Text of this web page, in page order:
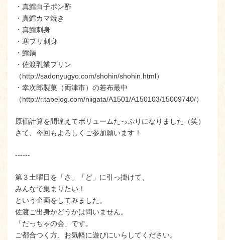
・真鱈白子ポン酢
・真鱈カマ焼き
・真鱈刺身
・寒ブリ刺身
・鱈鍋
・佐渡乳業プリン
（http://sadonyugyo.com/shohin/shohin.html）
・幸次郎製菓（両津市）の若布最中
（http://r.tabelog.com/niigata/A1501/A150103/15009740/）
原価計算を間違えてボリュームたっぷりになりました（笑）
さて、今回もよろしくご参加願います！
‐‐‐‐‐‐
第３土曜日を「さ」「ど」に引っ掛けて、
みんなで集まりたい！
という企画をしてみました。
佐渡ご出身かどうかは問いません。
「だっちゃの会」です。
ご都合つく方、お気軽に遊びにいらしてください。